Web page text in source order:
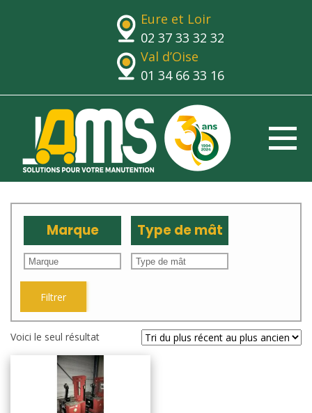
Eure et Loir
02 37 33 32 32
Val d’Oise
01 34 66 33 16
Marque Type de mât
Filtrer
Voici le seul résultat